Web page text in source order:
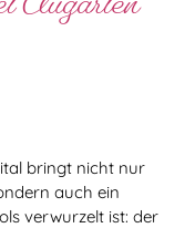
bringt nicht nur
auch ein
verwurzelt ist: der